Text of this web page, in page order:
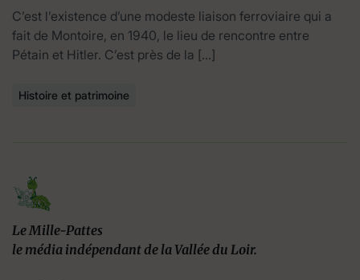
C’est l’existence d’une modeste liaison ferroviaire qui a
fait de Montoire, en 1940, le lieu de rencontre entre
Pétain et Hitler. C’est près de la […]
Histoire et patrimoine
Le Mille-Pattes
le média indépendant de la Vallée du Loir.